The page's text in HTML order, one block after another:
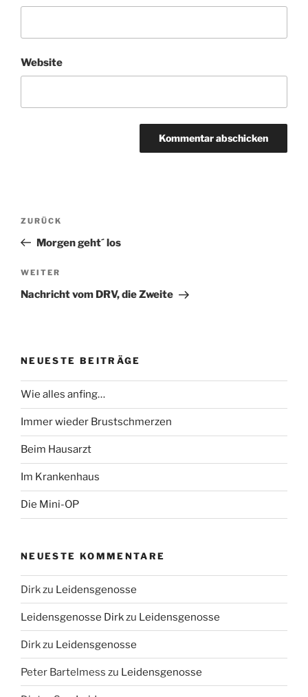
Website
Beitragsnavigation
Vorheriger
Beitrag
ZURÜCK
Morgen geht´ los
Nächster
Beitrag
WEITER
Nachricht vom DRV, die Zweite
NEUESTE BEITRÄGE
Wie alles anfing…
Immer wieder Brustschmerzen
Beim Hausarzt
Im Krankenhaus
Die Mini-OP
NEUESTE KOMMENTARE
Dirkzu Leidensgenosse
Leidensgenosse Dirkzu Leidensgenosse
Dirkzu Leidensgenosse
Peter Bartelmess zu Leidensgenosse